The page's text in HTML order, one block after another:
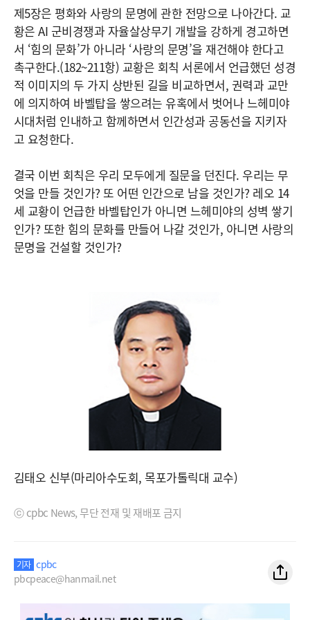
제5장은 평화와 사랑의 문명에 관한 전망으로 나아간다. 교
황은 AI 군비경쟁과 자율살상무기 개발을 강하게 경고하면
서 ‘힘의 문화’가 아니라 ‘사랑의 문명’을 재건해야 한다고
촉구한다.(182~211항) 교황은 회칙 서론에서 언급했던 성경
적 이미지의 두 가지 상반된 길을 비교하면서, 권력과 교만
에 의지하여 바벨탑을 쌓으려는 유혹에서 벗어나 느헤미야
시대처럼 인내하고 함께하면서 인간성과 공동선을 지키자
고 요청한다.
결국 이번 회칙은 우리 모두에게 질문을 던진다. 우리는 무
엇을 만들 것인가? 또 어떤 인간으로 남을 것인가? 레오 14
세 교황이 언급한 바벨탑인가 아니면 느헤미야의 성벽 쌓기
인가? 또한 힘의 문화를 만들어 나갈 것인가, 아니면 사랑의
문명을 건설할 것인가?
김태오 신부(마리아수도회, 목포가톨릭대 교수)
ⓒ cpbc News, 무단 전재 및 재배포 금지
기자 cpbc
pbcpeace@hanmail.net